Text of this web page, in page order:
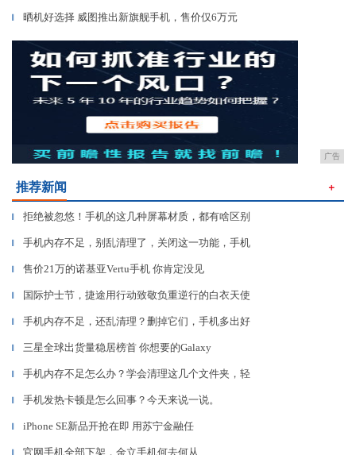
▎ 晒机好选择 威图推出新旗舰手机，售价仅6万元
广告
推荐新闻 ＋
▎ 拒绝被忽悠！手机的这几种屏幕材质，都有啥区别
▎ 手机内存不足，别乱清理了，关闭这一功能，手机
▎ 售价21万的诺基亚Vertu手机 你肯定没见
▎ 国际护士节，捷途用行动致敬负重逆行的白衣天使
▎ 手机内存不足，还乱清理？删掉它们，手机多出好
▎ 三星全球出货量稳居榜首 你想要的Galaxy
▎ 手机内存不足怎么办？学会清理这几个文件夹，轻
▎ 手机发热卡顿是怎么回事？今天来说一说。
▎ iPhone SE新品开抢在即 用苏宁金融任
官网手机全部下架，金立手机何去何从